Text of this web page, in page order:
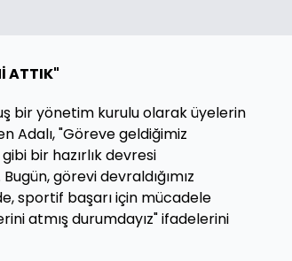
ATTIK"
bir yönetim kurulu olarak üyelerin
Adalı, "Göreve geldiğimiz
bir hazırlık devresi
görevi devraldığımız
sportif başarı için mücadele
atmış durumdayız" ifadelerini